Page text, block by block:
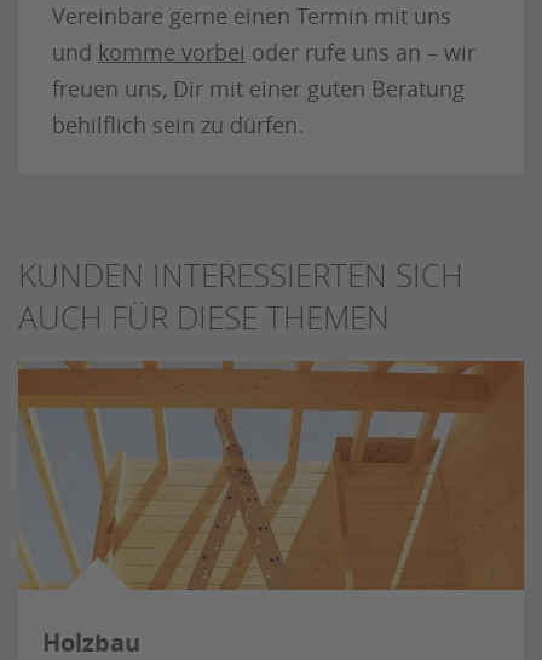
Vereinbare gerne einen Termin mit uns
und komme vorbei oder rufe uns an – wir
freuen uns, Dir mit einer guten Beratung
behilflich sein zu dürfen.
KUNDEN INTERESSIERTEN SICH
AUCH FÜR DIESE THEMEN
Holzbau